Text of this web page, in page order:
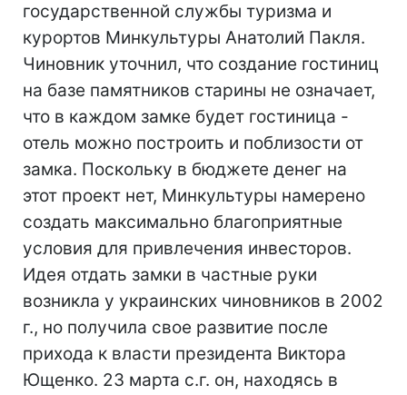
государственной службы туризма и
курортов Минкультуры Анатолий Пакля.
Чиновник уточнил, что создание гостиниц
на базе памятников старины не означает,
что в каждом замке будет гостиница -
отель можно построить и поблизости от
замка. Поскольку в бюджете денег на
этот проект нет, Минкультуры намерено
создать максимально благоприятные
условия для привлечения инвесторов.
Идея отдать замки в частные руки
возникла у украинских чиновников в 2002
г., но получила свое развитие после
прихода к власти президента Виктора
Ющенко. 23 марта с.г. он, находясь в